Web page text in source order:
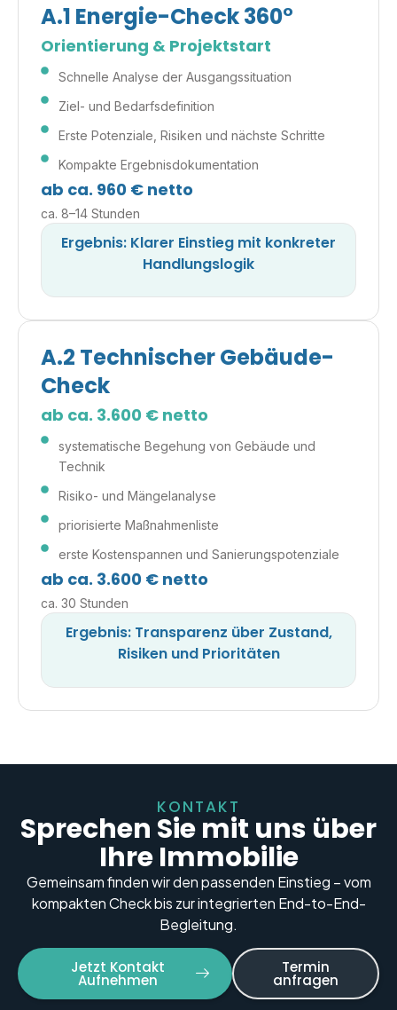
A.1 Energie-Check 360°
Orientierung & Projektstart
Schnelle Analyse der Ausgangssituation
Ziel- und Bedarfsdefinition
Erste Potenziale, Risiken und nächste Schritte
Kompakte Ergebnisdokumentation
ab ca. 960 € netto
ca. 8–14 Stunden
Ergebnis: Klarer Einstieg mit konkreter
Handlungslogik
A.2 Technischer Gebäude-
Check
ab ca. 3.600 € netto
systematische Begehung von Gebäude und
Technik
Risiko- und Mängelanalyse
priorisierte Maßnahmenliste
erste Kostenspannen und Sanierungspotenziale
ab ca. 3.600 € netto
ca. 30 Stunden
Ergebnis: Transparenz über Zustand,
Risiken und Prioritäten
KONTAKT
Sprechen Sie mit uns über
Ihre Immobilie
Gemeinsam finden wir den passenden Einstieg – vom
kompakten Check bis zur integrierten End-to-End-
Begleitung.
Jetzt Kontakt
Aufnehmen
Termin
anfragen